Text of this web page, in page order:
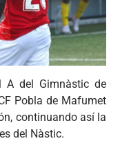
A del Gimnàstic de
Pobla de Mafumet
continuando así la
del Nàstic.